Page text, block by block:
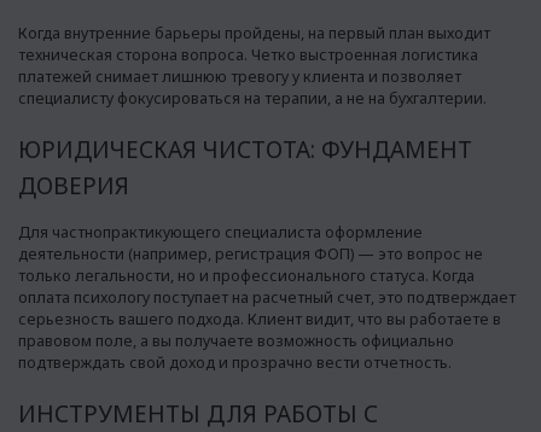
Когда внутренние барьеры пройдены, на первый план выходит
техническая сторона вопроса. Четко выстроенная логистика
платежей снимает лишнюю тревогу у клиента и позволяет
специалисту фокусироваться на терапии, а не на бухгалтерии.
ЮРИДИЧЕСКАЯ ЧИСТОТА: ФУНДАМЕНТ
ДОВЕРИЯ
Для частнопрактикующего специалиста оформление
деятельности (например, регистрация ФОП) — это вопрос не
только легальности, но и профессионального статуса. Когда
оплата психологу поступает на расчетный счет, это подтверждает
серьезность вашего подхода. Клиент видит, что вы работаете в
правовом поле, а вы получаете возможность официально
подтверждать свой доход и прозрачно вести отчетность.
ИНСТРУМЕНТЫ ДЛЯ РАБОТЫ С